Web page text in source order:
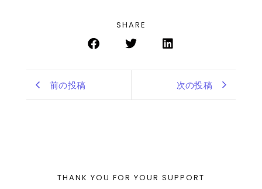
SHARE
前の投稿 次の投稿
THANK YOU FOR YOUR SUPPORT